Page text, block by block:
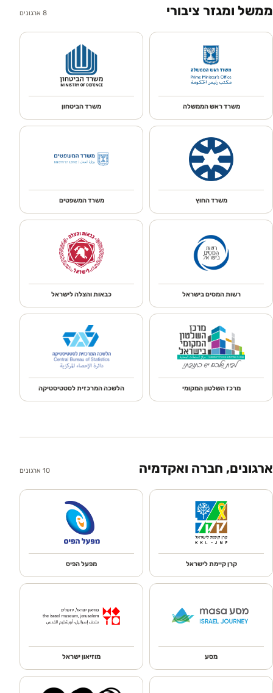
ממשל ומגזר ציבורי 8 ארגונים
משרד ראש הממשלה משרד הביטחון
משרד החוץ משרד המשפטים
רשות המסים בישראל כבאות והצלה לישראל
מרכז השלטון המקומי הלשכה המרכזית לסטטיסטיקה
ארגונים, חברה ואקדמיה 10 ארגונים
קרן קיימת לישראל מפעל הפיס
מסע מוזיאון ישראל